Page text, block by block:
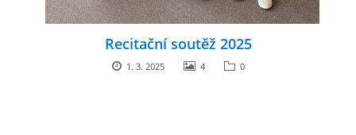
Recitační soutěž 2025
1. 3. 2025 4 0